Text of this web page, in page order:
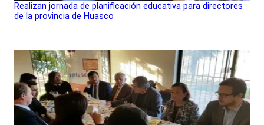
Realizan jornada de planificación educativa para directores
de la provincia de Huasco